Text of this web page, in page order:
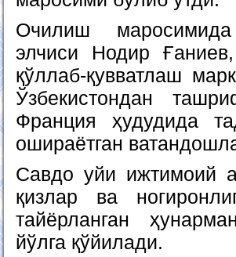
Очилиш маросимида
элчиси Нодир
қўллаб-қувватлаш
Ўзбекистондан
Франция ҳудудида
ошираётган
Савдо уйи ижтимоий
қизлар ва
тайёрланган
йўлга қўйилади.